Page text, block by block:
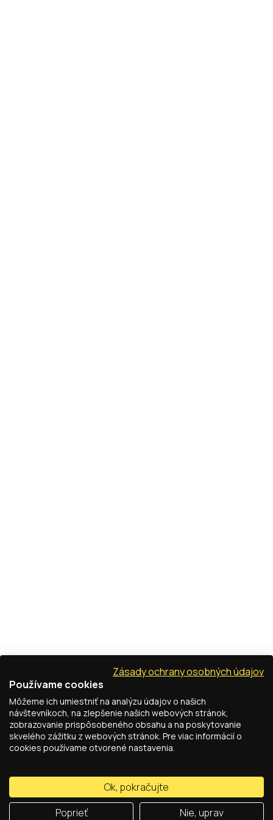
Zásady ochrany osobných údajov
Používame cookies
Môžeme ich umiestniť na analýzu údajov o našich
návštevníkoch, na zlepšenie našich webových stránok,
zobrazovanie prispôsobeného obsahu a na poskytovanie
skvelého zážitku z webových stránok. Pre viac informácií o
cookies používame otvorené nastavenia.
Ok, pokračujte
Poprieť
Nie, uprav